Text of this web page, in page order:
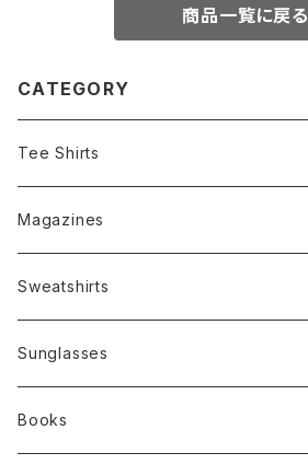
商品一覧に戻る
CATEGORY
Tee Shirts
Magazines
Sweatshirts
Sunglasses
Books